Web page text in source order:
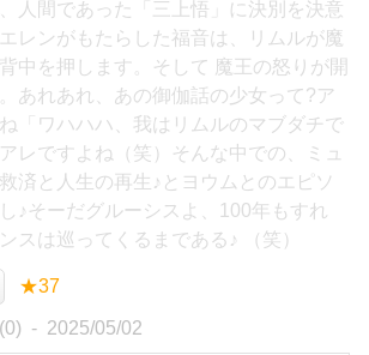
人間であった「三上悟」に決別を決意
レンがもたらした福音は、リムルが魔
中を押します。そして 魔王の怒りが開
あれあれ、あの御伽話の少女って?ア
「ワハハハ、我はリムルのマブダチで
レですよね（笑）そんな中での、ミュ
済と人生の再生♪とヨウムとのエピソ
♪そーだグルーシスよ、100年もすれ
スは巡ってくるまである♪ （笑）
★37
2025/05/02